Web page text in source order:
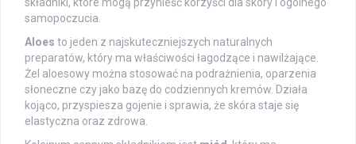
składniki, które mogą przynieść korzyści dla skóry i ogólnego
samopoczucia.
Aloes to jeden z najskuteczniejszych naturalnych
preparatów, który ma właściwości łagodzące i nawilżające.
Żel aloesowy można stosować na podrażnienia, oparzenia
słoneczne czy jako bazę do codziennych kremów. Działa
kojąco, przyspiesza gojenie i sprawia, że skóra staje się
elastyczna oraz zdrowa.